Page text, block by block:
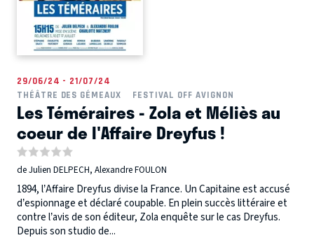
29/06/24 - 21/07/24
THÉÂTRE DES GÉMEAUX
FESTIVAL OFF AVIGNON
Les Téméraires - Zola et Méliès au
coeur de l'Affaire Dreyfus !
de Julien DELPECH, Alexandre FOULON
1894, l’Affaire Dreyfus divise la France. Un Capitaine est accusé
d’espionnage et déclaré coupable. En plein succès littéraire et
contre l’avis de son éditeur, Zola enquête sur le cas Dreyfus.
Depuis son studio de...